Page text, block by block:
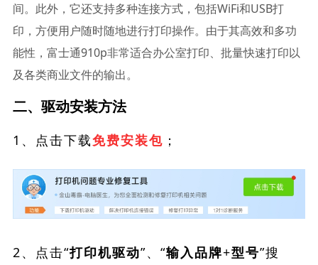
间。此外，它还支持多种连接方式，包括WiFi和USB打
印，方便用户随时随地进行打印操作。由于其高效和多功
能性，富士通910p非常适合办公室打印、批量快速打印以
及各类商业文件的输出。
二、驱动安装方法
1、点击下载免费安装包 ；
2、点击“打印机驱动”、“输入品牌+型号”搜